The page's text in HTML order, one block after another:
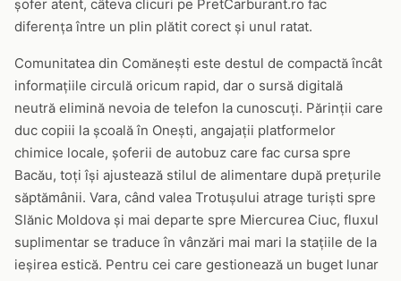
șofer atent, câteva clicuri pe PretCarburant.ro fac
diferența între un plin plătit corect și unul ratat.
Comunitatea din Comănești este destul de compactă încât
informațiile circulă oricum rapid, dar o sursă digitală
neutră elimină nevoia de telefon la cunoscuți. Părinții care
duc copiii la școală în Onești, angajații platformelor
chimice locale, șoferii de autobuz care fac cursa spre
Bacău, toți își ajustează stilul de alimentare după prețurile
săptămânii. Vara, când valea Trotușului atrage turiști spre
Slănic Moldova și mai departe spre Miercurea Ciuc, fluxul
suplimentar se traduce în vânzări mai mari la stațiile de la
ieșirea estică. Pentru cei care gestionează un buget lunar